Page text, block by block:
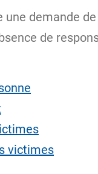
demande
de
victimes